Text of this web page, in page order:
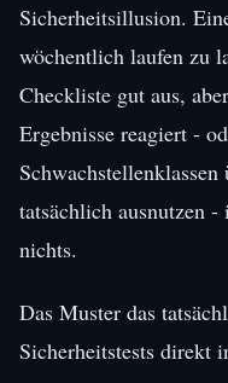
Sicherheitsillusion.
wöchentlich laufen zu
Checkliste gut aus,
Ergebnisse reagiert -
tatsächlich ausnutzen
nichts.
Das Muster das
Sicherheitstests direkt